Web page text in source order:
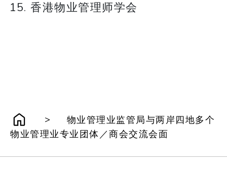
香港物业管理师学会
>
物业管理业监管局与两岸四地多个
物业管理业专业团体／商会交流会面